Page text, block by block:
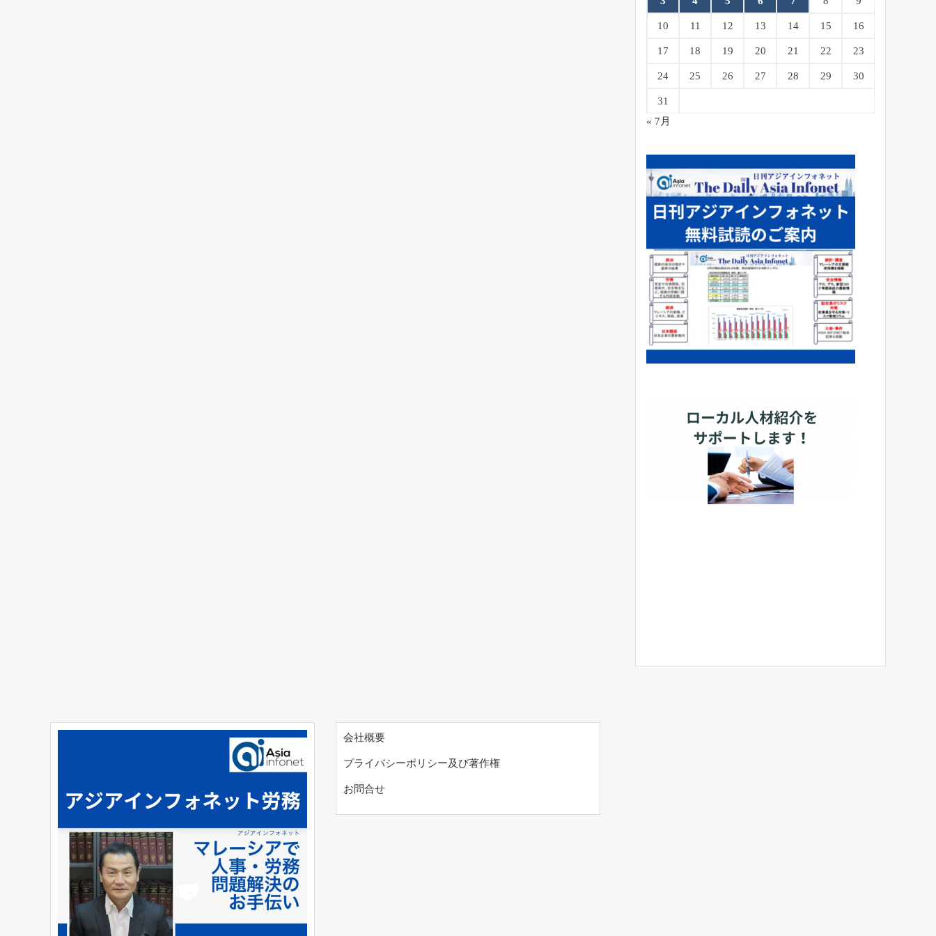
10 11 12 13 14 15 16
17 18 19 20 21 22 23
24 25 26 27 28 29 30
31
« 7月
会社概要
プライバシーポリシー及び著作権
お問合せ